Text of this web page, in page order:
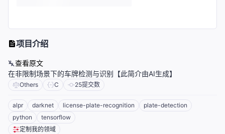
项目介绍
查看原文
在非限制场景下的车牌检测与识别【此简介由AI生成】
Others C 25提交数
alpr darknet license-plate-recognition
plate-detection
python
tensorflow
定制我的领域